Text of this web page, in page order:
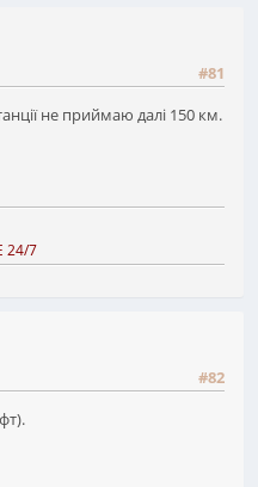
#81
не приймаю далі 150 км.
24/7
#82